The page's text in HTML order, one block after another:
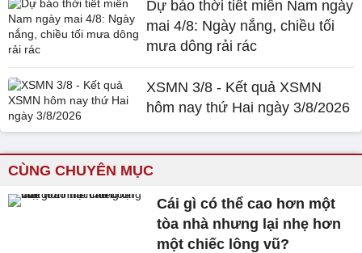
Dự báo thời tiết miền Nam ngày
mai 4/8: Ngày nắng, chiều tối
mưa dông rải rác
XSMN 3/8 - Kết quả XSMN
hôm nay thứ Hai ngày 3/8/2026
CÙNG CHUYÊN MỤC
Cái gì có thể cao hơn một
tòa nhà nhưng lại nhẹ hơn
một chiếc lông vũ?